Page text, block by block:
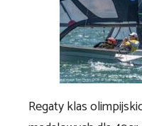
Regaty klas